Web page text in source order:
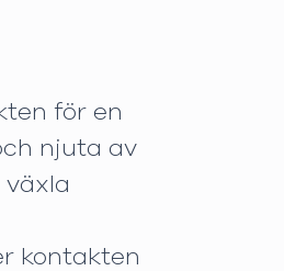
för en
njuta av
kontakten